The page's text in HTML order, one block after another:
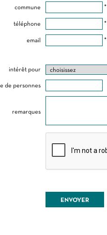
commune *
téléphone *
email *
intérêt pour
de personnes
remarques